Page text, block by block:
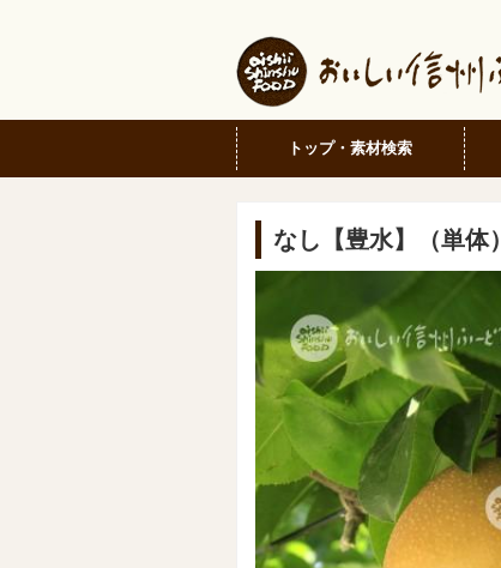
トップ・素材検索
なし【豊水】（単体）